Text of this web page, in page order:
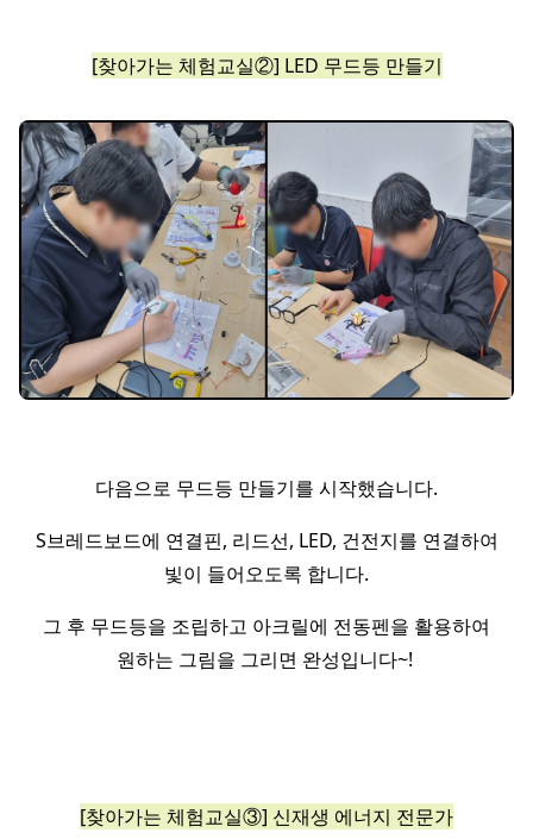
[찾아가는 체험교실②] LED 무드등 만들기
다음으로 무드등 만들기를 시작했습니다.
S브레드보드에 연결핀, 리드선, LED, 건전지를 연결하여
빛이 들어오도록 합니다.
그 후 무드등을 조립하고 아크릴에 전동펜을 활용하여
원하는 그림을 그리면 완성입니다~!
[찾아가는 체험교실③] 신재생 에너지 전문가